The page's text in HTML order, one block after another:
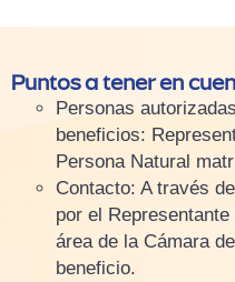
Puntos a tener en
Personas
beneficios:
Persona Natural
Contacto: A través
por el
área de la Cámara
beneficio.